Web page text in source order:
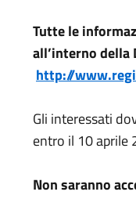
Tutte le
all’interno della
http://
Gli interessati
entro il 10 aprile
Non saranno